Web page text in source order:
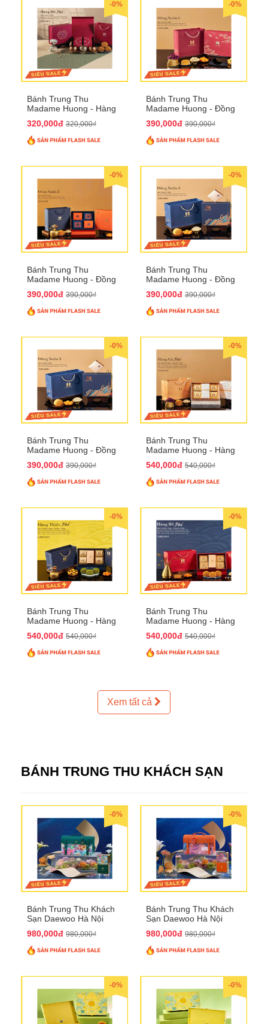
-0%
Bánh Trung Thu
Madame Huong - Hàng
320,000đ 320,000₫
-0%
Bánh Trung Thu
Madame Huong - Đồng
390,000đ 390,000₫
-0%
Bánh Trung Thu
Madame Huong - Đồng
390,000đ 390,000₫
-0%
Bánh Trung Thu
Madame Huong - Đồng
390,000đ 390,000₫
-0%
Bánh Trung Thu
Madame Huong - Đồng
390,000đ 390,000₫
-0%
Bánh Trung Thu
Madame Huong - Hàng
540,000đ 540,000₫
-0%
Bánh Trung Thu
Madame Huong - Hàng
540,000đ 540,000₫
-0%
Bánh Trung Thu
Madame Huong - Hàng
540,000đ 540,000₫
Xem tất cả
BÁNH TRUNG THU KHÁCH SẠN
-0%
Bánh Trung Thu Khách
Sạn Daewoo Hà Nội
QTTT30
980,000đ 980,000₫
-0%
Bánh Trung Thu Khách
Sạn Daewoo Hà Nội
QTTT31
980,000đ 980,000₫
-0% -0%